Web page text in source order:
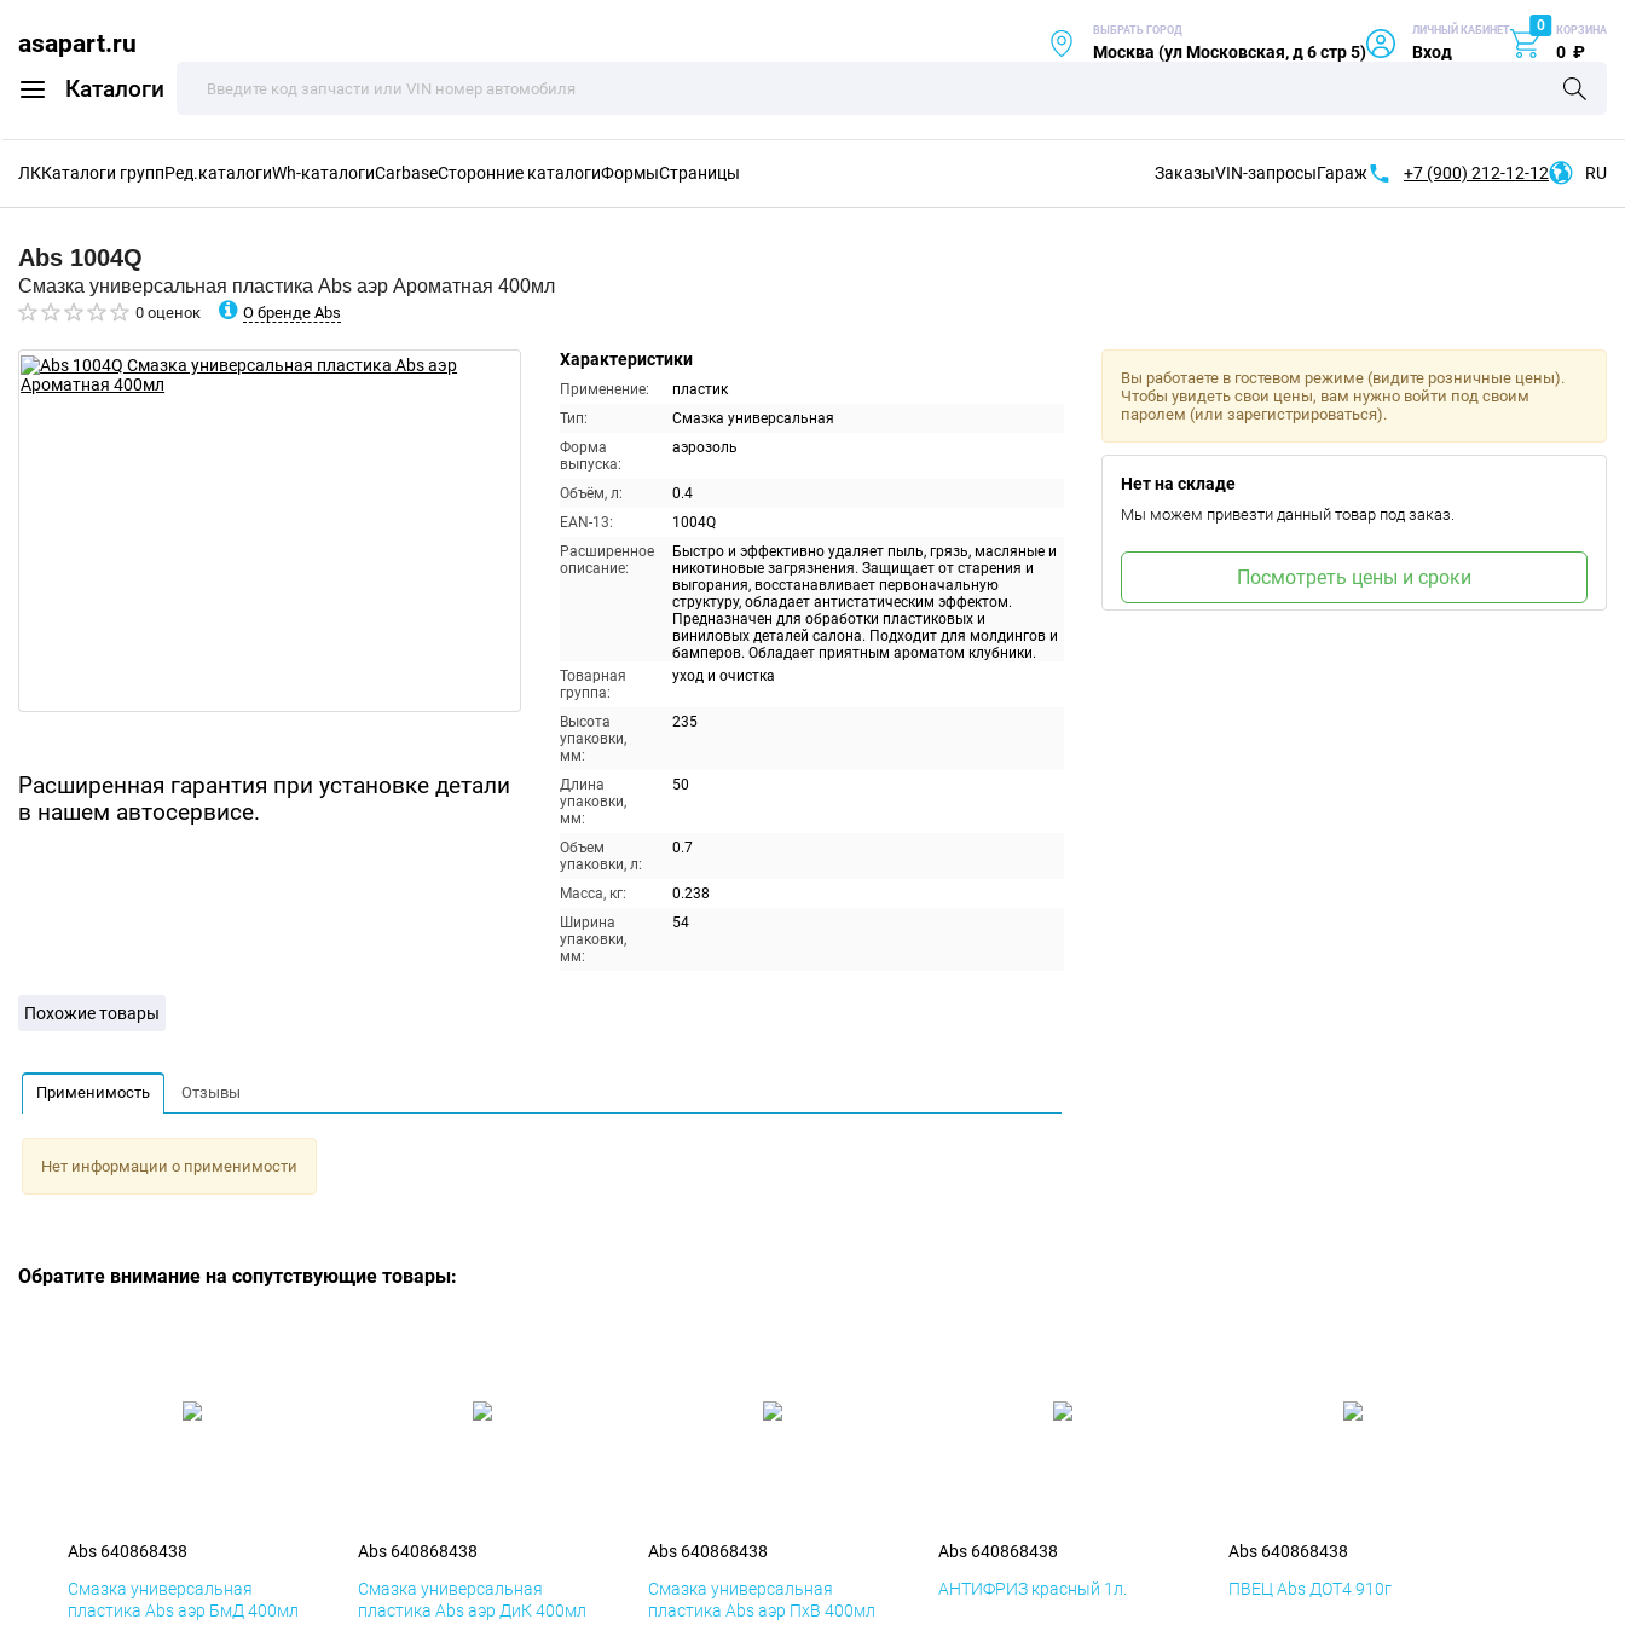
asapart.ru
Каталоги
ВЫБРАТЬ ГОРОД
Москва (ул Московская, д 6 стр 5)
ЛИЧНЫЙ КАБИНЕТ
Вход
0 КОРЗИНА
0 ₽
ЛККаталоги группРед.каталогиWh-каталогиCarbaseСторонние каталогиФормыСтраницы ЗаказыVIN-запросыГараж +7 (900) 212-12-12 RU
Abs 1004Q
Смазка универсальная пластика Abs аэр Ароматная 400мл
0 оценок О бренде Abs
Расширенная гарантия при установке детали
в нашем автосервисе.
Характеристики
Применение:
пластик
Тип:
Смазка универсальная
Форма
выпуска:
аэрозоль
Объём, л:
0.4
EAN-13:
1004Q
Расширенное
описание:
Быстро и эффективно удаляет пыль, грязь, масляные и
никотиновые загрязнения. Защищает от старения и
выгорания, восстанавливает первоначальную
структуру, обладает антистатическим эффектом.
Предназначен для обработки пластиковых и
виниловых деталей салона. Подходит для молдингов и
бамперов. Обладает приятным ароматом клубники.
Товарная
группа:
уход и очистка
Высота
упаковки,
мм:
235
Длина
упаковки,
мм:
50
Объем
упаковки, л:
0.7
Масса, кг:
0.238
Ширина
упаковки,
мм:
54
Вы работаете в гостевом режиме (видите розничные цены).
Чтобы увидеть свои цены, вам нужно войти под своим
паролем (или зарегистрироваться).
Нет на складе
Мы можем привезти данный товар под заказ.
Посмотреть цены и сроки
Похожие товары
Применимость Отзывы
Нет информации о применимости
Обратите внимание на сопутствующие товары:
Abs 640868438
Смазка универсальная
пластика Abs аэр БмД 400мл
Abs 640868438
Смазка универсальная
пластика Abs аэр ДиК 400мл
Abs 640868438
Смазка универсальная
пластика Abs аэр ПхВ 400мл
Abs 640868438
АНТИФРИЗ красный 1л.
Abs 640868438
ПВЕЦ Abs ДОТ4 910г